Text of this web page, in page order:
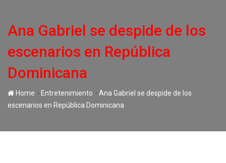
Ana Gabriel se despide de los
escenarios en República
Dominicana
Home - Entretenimiento -Ana Gabriel se despide de los
escenarios en República Dominicana